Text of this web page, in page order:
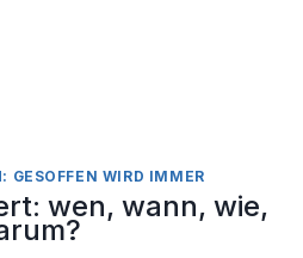
GESOFFEN WIRD IMMER
wen, wann, wie,